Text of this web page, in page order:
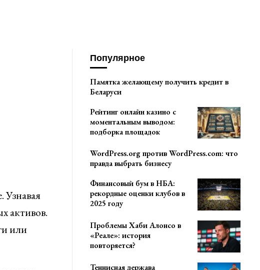
Узнавая
активов.
или
Популярное
Памятка желающему получить кредит в
Беларуси
Рейтинг онлайн казино с
моментальным выводом:
подборка площадок
WordPress.org против WordPress.com: что
правда выбрать бизнесу
Финансовый бум в НБА:
рекордные оценки клубов в
2025 году
Проблемы Хаби Алонсо в
«Реале»: история
повторяется?
Теннисная держава